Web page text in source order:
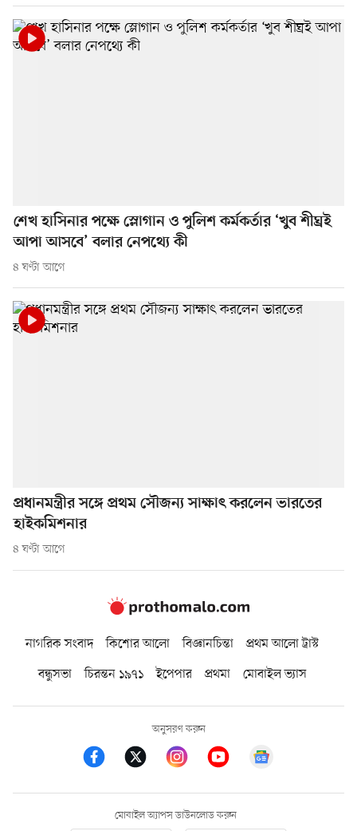
শেখ হাসিনার পক্ষে স্লোগান ও পুলিশ কর্মকর্তার ‘খুব শীঘ্রই
আপা আসবে’ বলার নেপথ্যে কী
৪ ঘণ্টা আগে
প্রধানমন্ত্রীর সঙ্গে প্রথম সৌজন্য সাক্ষাৎ করলেন ভারতের
হাইকমিশনার
৪ ঘণ্টা আগে
নাগরিক সংবাদ কিশোর আলো বিজ্ঞানচিন্তা
প্রথম আলো ট্রাস্ট
বন্ধুসভা
চিরন্তন ১৯৭১ ইপেপার প্রথমা মোবাইল ভ্যাস
অনুসরণ করুন
মোবাইল অ্যাপস ডাউনলোড করুন